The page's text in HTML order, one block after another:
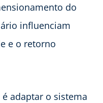
do
influenciam
e o retorno
adaptar o sistema